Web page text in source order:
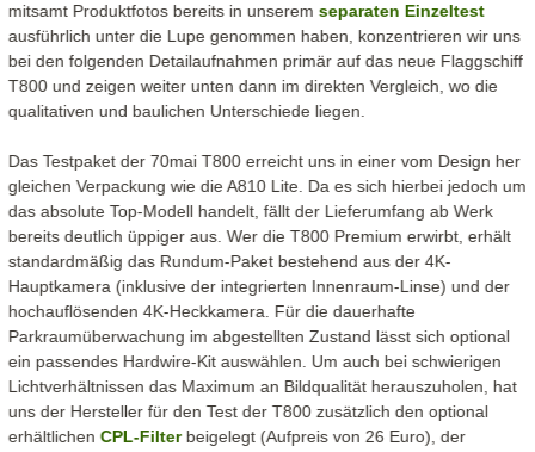
mitsamt Produktfotos bereits in unseremseparaten Einzeltest
ausführlich unter die Lupe genommen haben, konzentrieren wir uns
bei den folgenden Detailaufnahmen primär auf das neue Flaggschiff
T800 und zeigen weiter unten dann im direkten Vergleich, wo die
qualitativen und baulichen Unterschiede liegen.
Das Testpaket der 70mai T800 erreicht uns in einer vom Design her
gleichen Verpackung wie die A810 Lite. Da es sich hierbei jedoch um
das absolute Top-Modell handelt, fällt der Lieferumfang ab Werk
bereits deutlich üppiger aus. Wer die T800 Premium erwirbt, erhält
standardmäßig das Rundum-Paket bestehend aus der 4K-
Hauptkamera (inklusive der integrierten Innenraum-Linse) und der
hochauflösenden 4K-Heckkamera. Für die dauerhafte
Parkraumüberwachung im abgestellten Zustand lässt sich optional
ein passendes Hardwire-Kit auswählen. Um auch bei schwierigen
Lichtverhältnissen das Maximum an Bildqualität herauszuholen, hat
uns der Hersteller für den Test der T800 zusätzlich den optional
erhältlichenCPL-Filterbeigelegt (Aufpreis von 26 Euro), der